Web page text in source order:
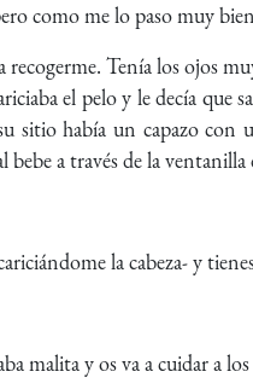
como me lo paso muy
Tenía los ojos
el pelo y le decía que
sitio había un capazo
a través de la ventanilla
la cabeza- y
malita y os va a cuidar a